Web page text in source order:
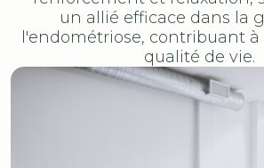
un allié efficace dans la
l'endométriose, contribuant
qualité de vie.